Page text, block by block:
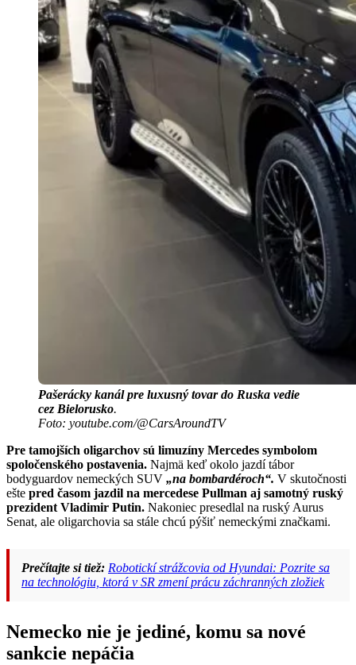
Pašerácky kanál pre luxusný tovar do Ruska vedie
cez Bielorusko.
Foto: youtube.com/@CarsAroundTV
Pre tamojších oligarchov sú limuzíny Mercedes symbolom
spoločenského postavenia. Najmä keď okolo jazdí tábor
bodyguardov nemeckých SUV „na bombardéroch“. V skutočnosti
ešte pred časom jazdil na mercedese Pullman aj samotný ruský
prezident Vladimir Putin. Nakoniec presedlal na ruský Aurus
Senat, ale oligarchovia sa stále chcú pýšiť nemeckými značkami.
Prečítajte si tiež: Robotickí strážcovia od Hyundai: Pozrite sa
na technológiu, ktorá v SR zmení prácu záchranných zložiek
Nemecko nie je jediné, komu sa nové
sankcie nepáčia